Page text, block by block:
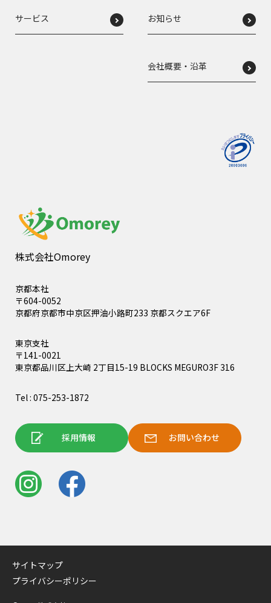
株式会社Omorey
京都本社
〒604-0052
京都府京都市中京区押油小路町233 京都スクエア6F
東京支社
〒141-0021
東京都品川区上大崎 2丁目15-19 BLOCKS MEGURO3F 316
Tel : 075-253-1872
採用情報 お問い合わせ
サービス お知らせ
会社概要・沿革
サイトマップ
プライバシーポリシー